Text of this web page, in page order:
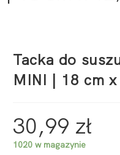
Tacka do
MINI | 18 cm
30,99 zł
1020 w magazynie